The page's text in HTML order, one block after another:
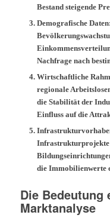
Bestand steigende
Demografische Daten:
Nachfrage nach
Wirtschaftliche
regionale
die Stabilität der
Einfluss auf die
Infrastrukturprojekte
die Immobilienwerte
Die Bedeutung
Marktanalyse